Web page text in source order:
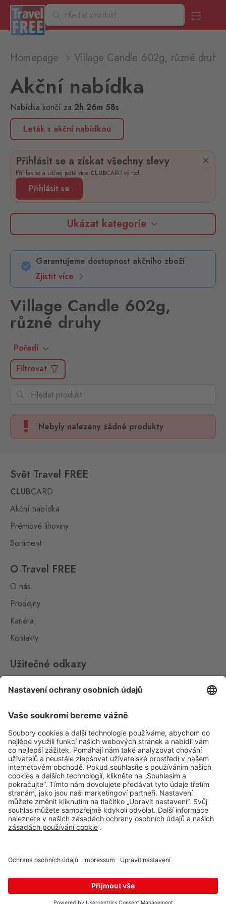
Homepage Village Candle 602g, různé druhy
Akční nabídka
Nabídka končí za 2h 26m 57s
Leták s akční nabídkou
Přihlásit se a získat všechny slevy
Přihlas se a užívej ještě více CLUBCARD výhod.
Přihlásit se
Ukázat kategorie
Garantujeme dostupnost akčního zboží
Zjistit více
Village Candle 602g,
různé druhy
Pořadí
Filtrovat
Nebyly nalezeny žádné produkty
Svět Travel FREE
CLUBCARD
Akční nabídka
Prémiové lihoviny
Sortiment
O Travel FREE
O nás
Prodejny
Kariéra
Kontakty
Užitečné odkazy
Ochrana osobních údajů
Aplikace Travel FREE ke stažení
Sledujte nás na sociálních sitích
© 2026 Travel FREE a.s. Všechna práva vyhrazena.